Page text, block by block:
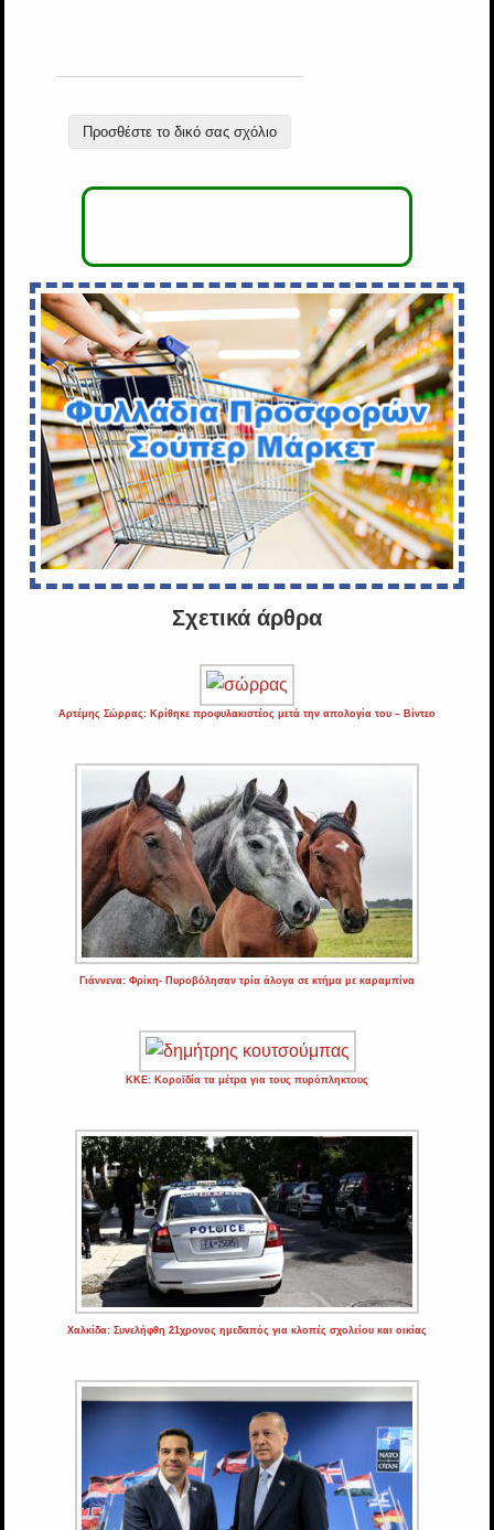
Προσθέστε το δικό σας σχόλιο
Σχετικά άρθρα
Αρτέμης Σώρρας: Κρίθηκε προφυλακιστέος μετά την απολογία του – Βίντεο
Γιάννενα: Φρίκη- Πυροβόλησαν τρία άλογα σε κτήμα με καραμπίνα
ΚΚΕ: Κοροϊδία τα μέτρα για τους πυρόπληκτους
Χαλκίδα: Συνελήφθη 21χρονος ημεδαπός για κλοπές σχολείου και οικίας